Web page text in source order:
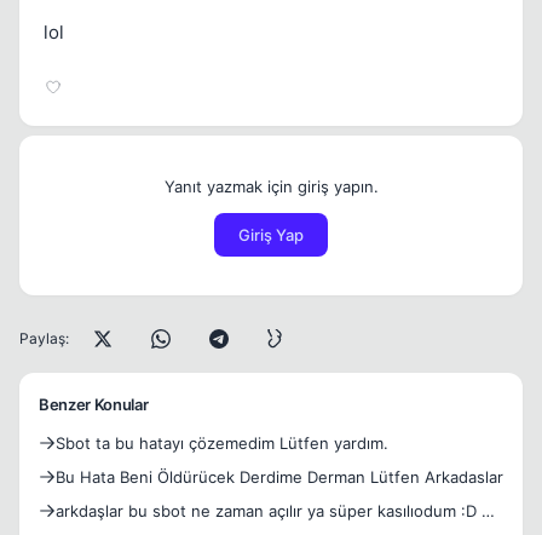
lol
Yanıt yazmak için giriş yapın.
Giriş Yap
Paylaş:
Benzer Konular
Sbot ta bu hatayı çözemedim Lütfen yardım.
Bu Hata Beni Öldürücek Derdime Derman Lütfen Arkadaslar
arkdaşlar bu sbot ne zaman açılır ya süper kasılıodum :D 2